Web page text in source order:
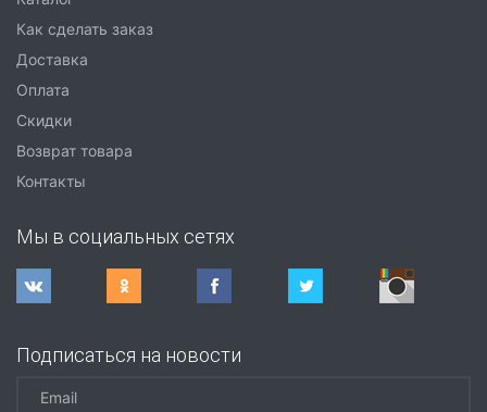
Как сделать заказ
Доставка
Оплата
Скидки
Возврат товара
Контакты
Мы в социальных сетях
Подписаться на новости